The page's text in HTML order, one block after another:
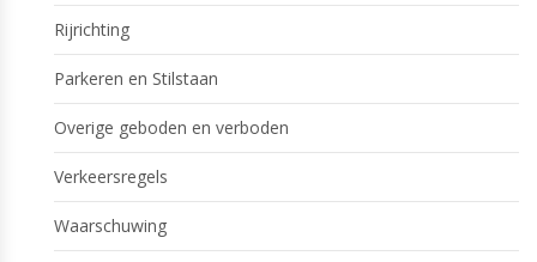
Rijrichting
Parkeren en Stilstaan
Overige geboden en verboden
Verkeersregels
Waarschuwing